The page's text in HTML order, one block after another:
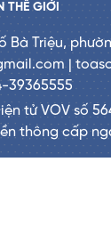
THẾ GIỚI
Bà Triệu,
|
39365555
tử VOV số
thông cấp